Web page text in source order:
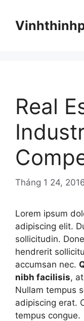
Real
Tháng 1 24,
Lorem ipsum
adipiscing elit.
sollicitudin.
hendrerit
accumsan nec.
nibh facilisis,
Nullam tempus
adipiscing erat.
tempus congue.